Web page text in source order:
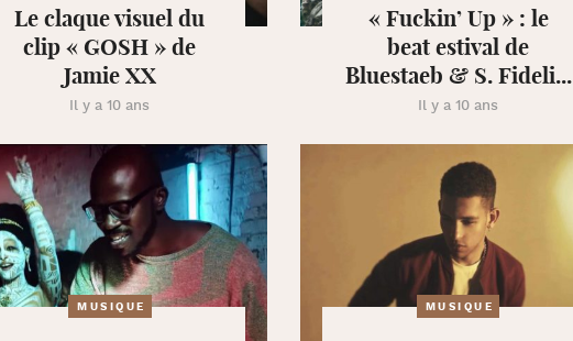
Le claque visuel du
clip « GOSH » de
Jamie XX
Il y a 10 ans
« Fuckin’ Up » : le
beat estival de
Bluestaeb & S. Fideli...
Il y a 10 ans
MUSIQUE MUSIQUE